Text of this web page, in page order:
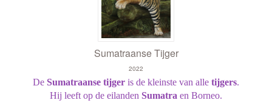
Sumatraanse Tijger
2022
De Sumatraanse tijger is de kleinste van alle tijgers.
Hij leeft op de eilanden Sumatra en Borneo.